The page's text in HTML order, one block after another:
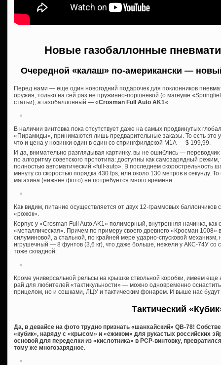
Новые газобаллонные
Очередной «калаш» по-американски —
Перед нами — еще один новогодний подарочек для поклонников
оружия, только на сей раз не пружинно-поршневой (о магнуме
статьи), а газобаллонный — «Crosman Full Auto AK1«:
В наличии винтовка пока отсутствует даже на самых продвинутых
«Пирамиды», принимаются лишь предварительные заказы. То есть это
что и цена у новинки один в один со спрингфилдской М1А — $ 199,99.
И да, внимательно разглядывая картинку, вы не ошиблись —
по алгоритму советского прототипа: доступны как самозарядный
полностью автоматический «full-auto». В последнем скорострельность
минуту со скоростью порядка 430 fps, или около 130 метров в секунду.
магазина (нижнее фото) не потребуется много времени.
Как видим, питание осуществляется от двух 12-граммовых
«рожок».
Корпус у «Crosman Full Auto AK1» полимерный, внутренняя начинка, как
«металлическая». Причем по примеру своего древнего «Кросман
силуминовой, а стальной, по крайней мере ударно-спусковой механизм,
игрушечный — 8 фунтов (3,6 кг), что даже больше, нежели у АКС-74У со
тоже складной:
Кроме универсальной рельсы на крышке ствольной коробки, имеем
рай для любителей «тактикульности» — можно одновременно
прицелом, но и сошками, ЛЦУ и тактическим фонарем. И выше нас будут
Тактический
Да, в девайсе на фото трудно признать «шанхайский» QB-78!
«кубик», наряду с «крысом» и «ежиком» для рукастых российских
основой для переделки из «кислотника» в PCP-винтовку,
тому же многозарядное.